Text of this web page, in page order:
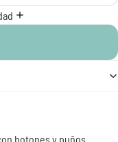
botones y puños